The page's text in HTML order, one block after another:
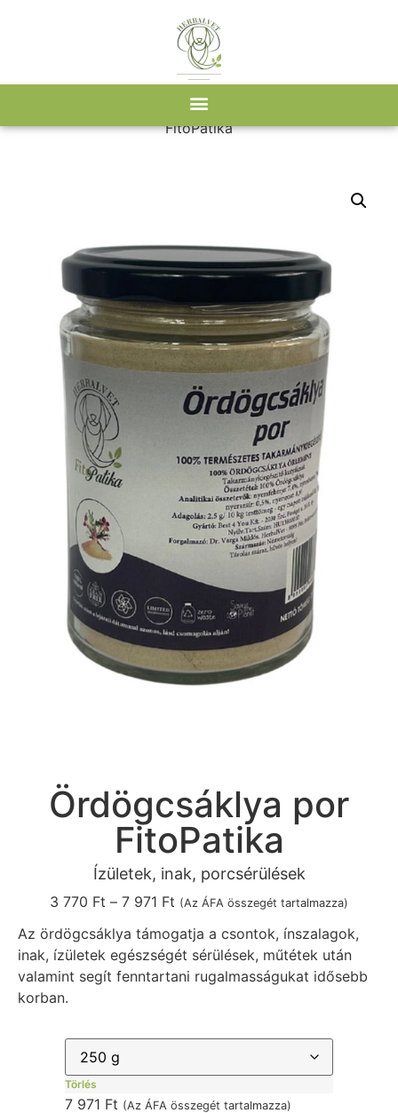
FitoPatika
FitoPatika
Ördögcsáklya por
FitoPatika
Ízületek, inak, porcsérülések
3 770 Ft – 7 971 Ft (Az ÁFA összegét tartalmazza)
Az ördögcsáklya támogatja a csontok, ínszalagok,
inak, ízületek egészségét sérülések, műtétek után
valamint segít fenntartani rugalmasságukat idősebb
korban.
Törlés
7 971 Ft (Az ÁFA összegét tartalmazza)